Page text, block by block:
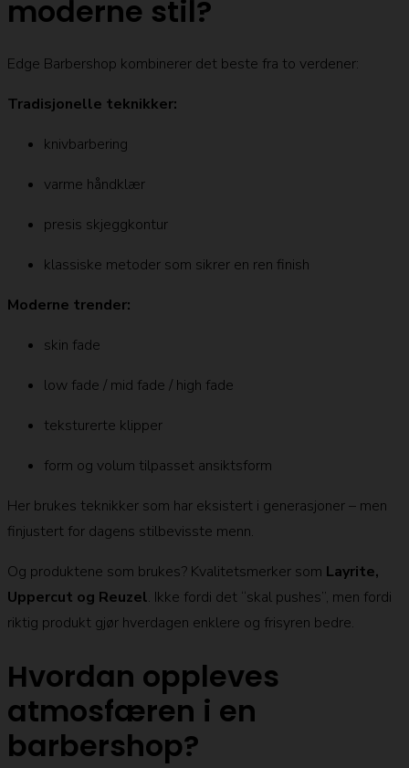
moderne stil?
Edge Barbershop kombinerer det beste fra to verdener:
Tradisjonelle teknikker:
knivbarbering
varme håndklær
presis skjeggkontur
klassiske metoder som sikrer en ren finish
Moderne trender:
skin fade
low fade / mid fade / high fade
teksturerte klipper
form og volum tilpasset ansiktsform
Her brukes teknikker som har eksistert i generasjoner – men
finjustert for dagens stilbevisste menn.
Og produktene som brukes? Kvalitetsmerker som Layrite,
Uppercut og Reuzel. Ikke fordi det “skal pushes”, men fordi
riktig produkt gjør hverdagen enklere og frisyren bedre.
Hvordan oppleves
atmosfæren i en
barbershop?